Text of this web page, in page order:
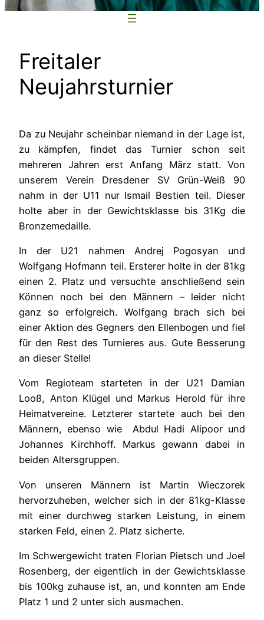
Freitaler
Neujahrsturnier
Da zu Neujahr scheinbar niemand in der Lage ist,
zu kämpfen, findet das Turnier schon seit
mehreren Jahren erst Anfang März statt. Von
unserem Verein Dresdener SV Grün-Weiß 90
nahm in der U11 nur Ismail Bestien teil. Dieser
holte aber in der Gewichtsklasse bis 31Kg die
Bronzemedaille.
In der U21 nahmen Andrej Pogosyan und
Wolfgang Hofmann teil. Ersterer holte in der 81kg
einen 2. Platz und versuchte anschließend sein
Können noch bei den Männern – leider nicht
ganz so erfolgreich. Wolfgang brach sich bei
einer Aktion des Gegners den Ellenbogen und fiel
für den Rest des Turnieres aus. Gute Besserung
an dieser Stelle!
Vom Regioteam starteten in der U21 Damian
Looß, Anton Klügel und Markus Herold für ihre
Heimatvereine. Letzterer startete auch bei den
Männern, ebenso wie Abdul Hadi Alipoor und
Johannes Kirchhoff. Markus gewann dabei in
beiden Altersgruppen.
Von unseren Männern ist Martin Wieczorek
hervorzuheben, welcher sich in der 81kg-Klasse
mit einer durchweg starken Leistung, in einem
starken Feld, einen 2. Platz sicherte.
Im Schwergewicht traten Florian Pietsch und Joel
Rosenberg, der eigentlich in der Gewichtsklasse
bis 100kg zuhause ist, an, und konnten am Ende
Platz 1 und 2 unter sich ausmachen.